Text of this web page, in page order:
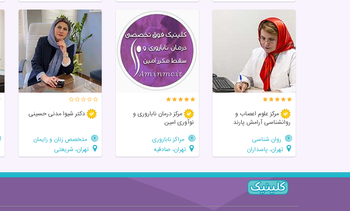
مرکز علوم اعصاب و
روانشناسی آرامش پارند
روان شناسی
تهران، پاسداران
مرکز درمان ناباروری و
نوآوری امین
مراکز ناباروری
تهران، صادقیه
دکتر شیوا مدنی حسینی
متخصص زنان و زایمان
تهران، شریعتی